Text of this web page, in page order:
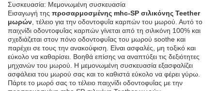
Συσκευασία: Μεμονωμένη συσκευασία
Εισαγωγή της προσαρμοσμένης mhc-SP σιλικόνης Teether
μωρών , τέλειο για την οδοντοφυΐα καρπών του μωρού. Αυτό το
παιχνίδι οδοντοφυΐας καρπών γίνεται από τη σιλικόνη 100% και
σχεδιάζεται στον πόνο οδοντοφυΐας του μωρού soothe και
παρέχει σε τους την ανακούφιση. Είναι ασφαλές, μη τοξικό και
εύκολο να καθαρίσει. Βοηθά επίσης να αναπτύξει τις δεξιότητες
μηχανών του μωρού. Η μεμονωμένη συσκευασία εξασφαλίζει
ασφάλεια του μωρού σας και το καθιστά εύκολο να φέρει γύρω.
Πάρτε το μωρό σας το τέλειο παιχνίδι οδοντοφυΐας με την